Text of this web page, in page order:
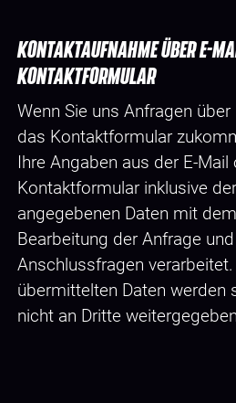
KONTAKTAUFNAHME ÜBER E-
KONTAKTFORMULAR
Wenn Sie uns Anfragen über
das Kontaktformular
Ihre Angaben aus der E-
Kontaktformular inklusive
angegebenen Daten mit
Bearbeitung der Anfrage
Anschlussfragen
übermittelten Daten werden
nicht an Dritte